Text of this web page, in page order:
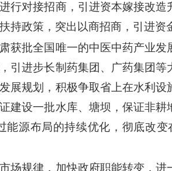
行对接招商，引进资本嫁接改
政策，突出以商招商，引进资
获批全国唯一的中医中药产业
引进步长制药集团、广药集团等
展规划，积极争取省上在水利
建设一批水库、塘坝，保证非
源布局的持续优化，彻底改
场规律，加快政府职能转变，